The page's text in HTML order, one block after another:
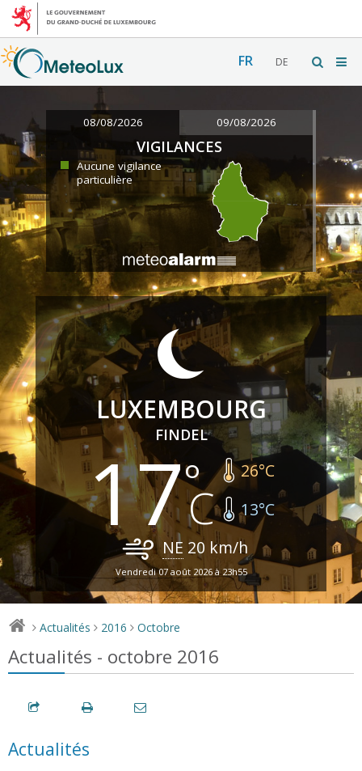
FR DE
08/08/2026 09/08/2026
VIGILANCES
Aucune vigilance
particulière
LUXEMBOURG
FINDEL
17 26°C
13°C
NE 20 km/h
Vendredi 07 août 2026 à 23h55
> Actualités > 2016 > Octobre
Actualités - octobre 2016
Actualités